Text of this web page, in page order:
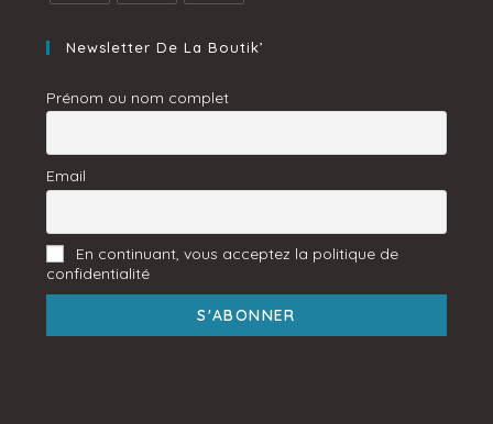
Newsletter De La Boutik’
Prénom ou nom complet
Email
En continuant, vous acceptez la politique de
confidentialité